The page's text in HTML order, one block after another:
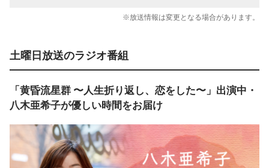
※放送情報は変更となる場合があります。
土曜日放送のラジオ番組
「黄昏流星群 〜人生折り返し、恋をした〜」出演中・
八木亜希子が優しい時間をお届け